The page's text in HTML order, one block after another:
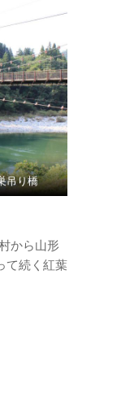
吊り橋
から山形
て続く紅葉